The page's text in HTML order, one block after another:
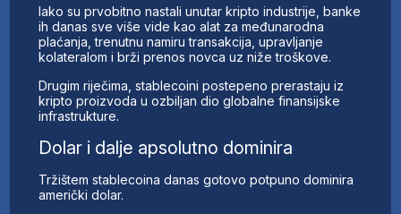
Iako su prvobitno nastali unutar kripto industrije, banke
ih danas sve više vide kao alat za međunarodna
plaćanja, trenutnu namiru transakcija, upravljanje
kolateralom i brži prenos novca uz niže troškove.
Drugim riječima, stablecoini postepeno prerastaju iz
kripto proizvoda u ozbiljan dio globalne finansijske
infrastrukture.
Dolar i dalje apsolutno dominira
Tržištem stablecoina danas gotovo potpuno dominira
američki dolar.